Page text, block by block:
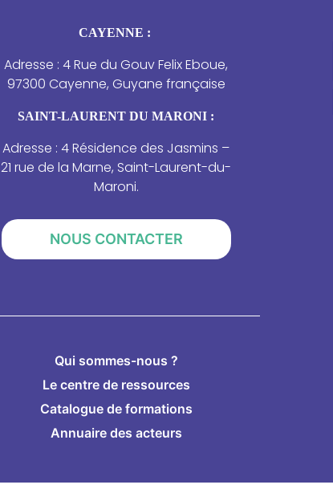
CAYENNE :
Adresse : 4 Rue du Gouv Felix Eboue,
97300 Cayenne, Guyane française
SAINT-LAURENT DU MARONI :
Adresse : 4 Résidence des Jasmins –
21 rue de la Marne, Saint-Laurent-du-
Maroni.
NOUS CONTACTER
Qui sommes-nous ?
Le centre de ressources
Catalogue de formations
Annuaire des acteurs